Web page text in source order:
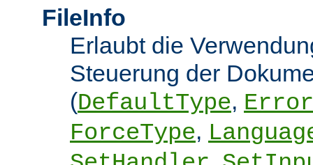
FileInfo
Erlaubt die
Steuerung der
(DefaultType,
ForceType,